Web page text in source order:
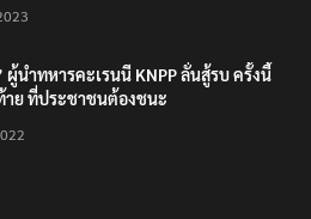
ผู้นำทหารคะเรนนี KNPP ลั่นสู้รบ ครั้งนี้
าย ที่ประชาชนต้องชนะ